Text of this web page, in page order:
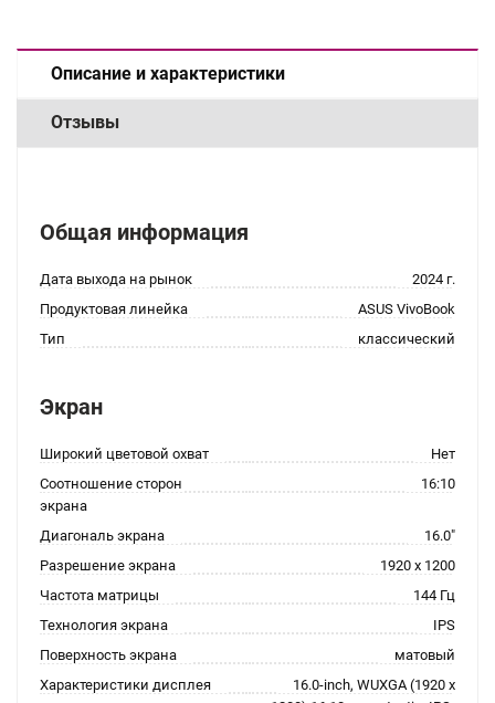
Описание и характеристики
Отзывы
Общая информация
Дата выхода на рынок
2024 г.
Продуктовая линейка
ASUS VivoBook
Тип
классический
Экран
Широкий цветовой охват
Нет
Соотношение сторон
экрана
16:10
Диагональ экрана
16.0"
Разрешение экрана
1920 x 1200
Частота матрицы
144 Гц
Технология экрана
IPS
Поверхность экрана
матовый
Характеристики дисплея
16.0-inch, WUXGA (1920 x